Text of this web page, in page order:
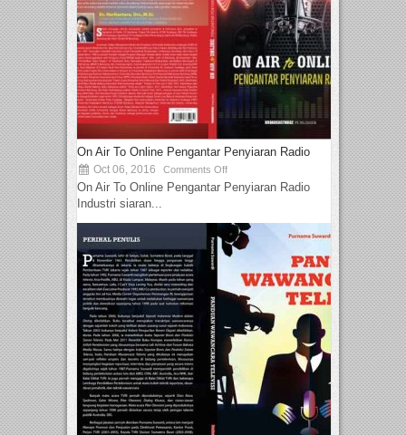
On Air To Online Pengantar Penyiaran Radio
Oct 06, 2016 Comments Off
On Air To Online Pengantar Penyiaran Radio
Industri siaran...